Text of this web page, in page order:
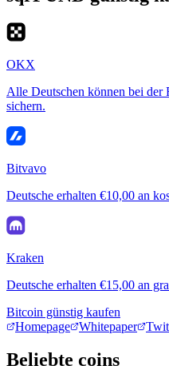
OKX
Alle Deutschen können bei
sichern.
Bitvavo
Deutsche erhalten €10,00 an
Kraken
Deutsche erhalten €15,00 an
Bitcoin günstig kaufen
Homepage
Whitepaper
Beliebte coins